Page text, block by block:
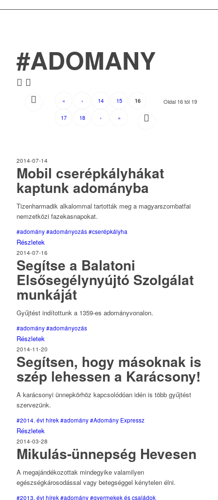
#ADOMANY
Oldal 16 tól 19
« ‹ 14 15 16
17 18 › »
2014-07-14
Mobil cserépkályhákat
kaptunk adományba
Tizenharmadik alkalommal tartották meg a magyarszombatfai
nemzetközi fazekasnapokat.
#adomány #adományozás #cserépkályha
Részletek
2014-07-16
Segítse a Balatoni
Elsősegélynyújtó Szolgálat
munkáját
Gyűjtést indítottunk a 1359-es adományvonalon.
#adomány #adományozás
Részletek
2014-11-20
Segítsen, hogy másoknak is
szép lehessen a Karácsony!
A karácsonyi ünnepkörhöz kapcsolódóan idén is több gyűjtést
szervezünk.
#2014. évi hírek #adomány #Adomány Expressz
Részletek
2014-03-28
Mikulás-ünnepség Hevesen
A megajándékozottak mindegyike valamilyen
egészségkárosodással vagy betegséggel kénytelen élni.
#2013. évi hírek #adomány #gyermekek és családok